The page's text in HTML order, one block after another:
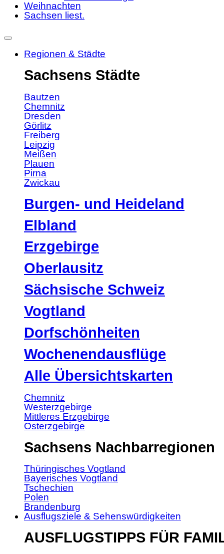
Weihnachten
Sachsen liest.
Regionen & Städte
Sachsens Städte
Bautzen
Chemnitz
Dresden
Görlitz
Freiberg
Leipzig
Meißen
Plauen
Pirna
Zwickau
Burgen- und Heideland
Elbland
Erzgebirge
Oberlausitz
Sächsische Schweiz
Vogtland
Dorfschönheiten
Wochenendausflüge
Alle Übersichtskarten
Chemnitz
Westerzgebirge
Mittleres Erzgebirge
Osterzgebirge
Sachsens Nachbarregionen
Thüringisches Vogtland
Bayerisches Vogtland
Tschechien
Polen
Brandenburg
Ausflugsziele & Sehenswürdigkeiten
AUSFLUGSTIPPS FÜR